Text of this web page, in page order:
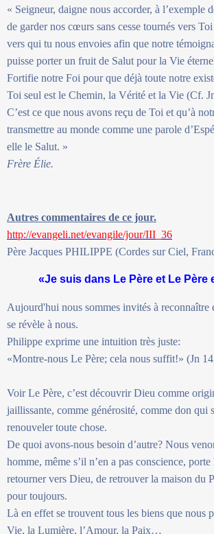
« Seigneur, daigne nous accorder, à l’exemple
de garder nos cœurs sans cesse tournés vers
vers qui tu nous envoies afin que notre
puisse porter un fruit de Salut pour la Vie
Fortifie notre Foi pour que déjà toute notre
Toi seul est le Chemin, la Vérité et la Vie (Cf.
C’est ce que nous avons reçu de Toi et qu’à
transmettre au monde comme une parole
elle le Salut. »
Frère Élie.
Autres commentaires de ce jour.
http://evangeli.net/evangile/jour/III_36
Père Jacques PHILIPPE (Cordes sur Ciel,
«Je suis dans Le Père et Le Père
Aujourd'hui nous sommes invités à reconnaître
se révèle à nous.
Philippe exprime une intuition très juste:
«Montre-nous Le Père; cela nous suffit!» (Jn
Voir Le Père, c’est découvrir Dieu comme
jaillissante, comme générosité, comme don qui
renouveler toute chose.
De quoi avons-nous besoin d’autre? Nous
homme, même s’il n’en a pas conscience,
retourner vers Dieu, de retrouver la maison du
pour toujours.
Là en effet se trouvent tous les biens que nous
Vie, la Lumière, l’Amour, la Paix…